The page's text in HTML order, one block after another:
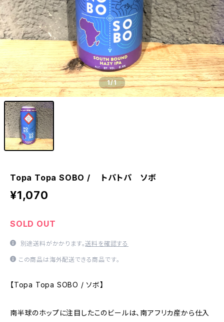
1/1
Topa Topa SOBO / トパトパ ソボ
¥1,070
SOLD OUT
別途送料がかかります。送料を確認する
この商品は海外配送できる商品です。
【Topa Topa SOBO / ソボ】
南半球のホップに注目したこのビールは、南アフリカ産から仕入